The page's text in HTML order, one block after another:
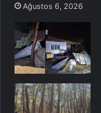
Ağustos 6, 2026